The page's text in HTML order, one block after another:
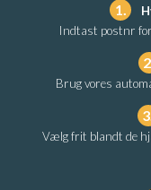
1.
Indtast postnr
Brug vores
Vælg frit blandt de